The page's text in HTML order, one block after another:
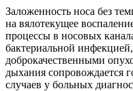
Заложенность носа без
на вялотекущее
процессы в носовых
бактериальной
доброкачественными
дыхания сопровождается
случаев у больных